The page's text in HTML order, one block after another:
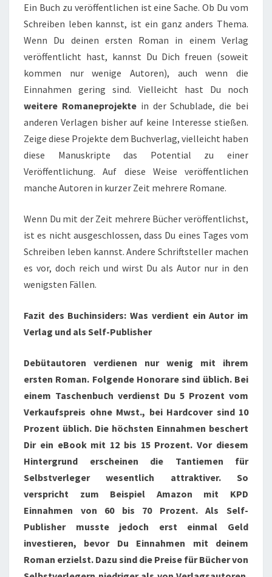
Ein Buch zu veröffentlichen ist eine Sache. Ob Du vom
Schreiben leben kannst, ist ein ganz anders Thema.
Wenn Du deinen ersten Roman in einem Verlag
veröffentlicht hast, kannst Du Dich freuen (soweit
kommen nur wenige Autoren), auch wenn die
Einnahmen gering sind. Vielleicht hast Du noch
weitere Romaneprojektein der Schublade, die bei
anderen Verlagen bisher auf keine Interesse stießen.
Zeige diese Projekte dem Buchverlag, vielleicht haben
diese Manuskripte das Potential zu einer
Veröffentlichung. Auf diese Weise veröffentlichen
manche Autoren in kurzer Zeit mehrere Romane.
Wenn Du mit der Zeit mehrere Bücher veröffentlichst,
ist es nicht ausgeschlossen, dass Du eines Tages vom
Schreiben leben kannst. Andere Schriftsteller machen
es vor, doch reich und wirst Du als Autor nur in den
wenigsten Fällen.
Fazit des Buchinsiders: Was verdient ein Autor im
Verlag und als Self-Publisher
Debütautoren verdienen nur wenig mit ihrem
ersten Roman. Folgende Honorare sind üblich. Bei
einem Taschenbuch verdienst Du 5 Prozent vom
Verkaufspreis ohne Mwst., bei Hardcover sind 10
Prozent üblich. Die höchsten Einnahmen beschert
Dir ein eBook mit 12 bis 15 Prozent. Vor diesem
Hintergrund erscheinen die Tantiemen für
Selbstverleger wesentlich attraktiver. So
verspricht zum Beispiel Amazon mit KPD
Einnahmen von 60 bis 70 Prozent. Als Self-
Publisher musste jedoch erst einmal Geld
investieren, bevor Du Einnahmen mit deinem
Roman erzielst. Dazu sind die Preise für Bücher von